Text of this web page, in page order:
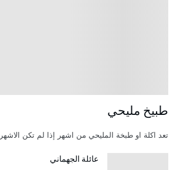
طبيخ مليحي
تعد اكلة او طبخة المليحي من اشهر إذا لم تكن
عائلة الجهماني